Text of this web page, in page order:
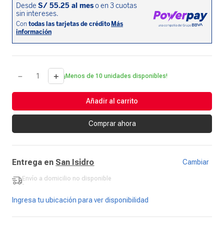
＋
－ ¡Menos de 10 unidades disponibles!
Añadir al carrito
Comprar ahora
Entrega en San Isidro Cambiar
Envío a domicilio no disponible
-
Ingresa tu ubicación para ver disponibilidad